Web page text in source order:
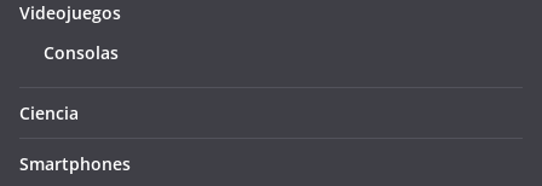
Videojuegos
Consolas
Ciencia
Smartphones